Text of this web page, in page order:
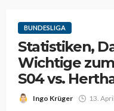
BUNDESLIGA
Statistiken,
Wichtige
S04 vs.
Ingo Krüger 13.